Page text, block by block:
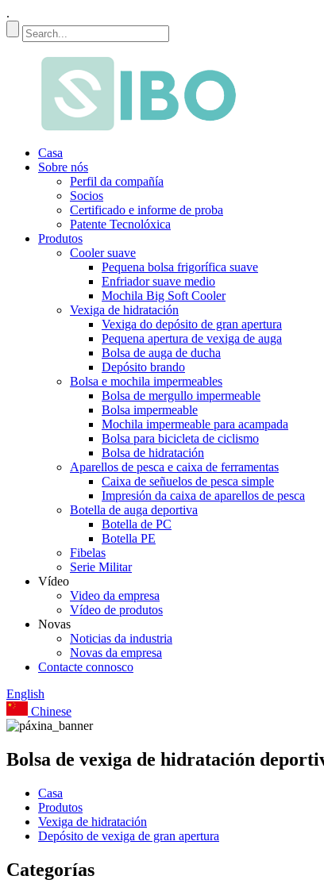
.
Casa
Sobre nós
Perfil da compañía
Socios
Certificado e informe de proba
Patente Tecnolóxica
Produtos
Cooler suave
Pequena bolsa frigorífica suave
Enfriador suave medio
Mochila Big Soft Cooler
Vexiga de hidratación
Vexiga do depósito de gran apertura
Pequena apertura de vexiga de auga
Bolsa de auga de ducha
Depósito brando
Bolsa e mochila impermeables
Bolsa de mergullo impermeable
Bolsa impermeable
Mochila impermeable para acampada
Bolsa para bicicleta de ciclismo
Bolsa de hidratación
Aparellos de pesca e caixa de ferramentas
Caixa de señuelos de pesca simple
Impresión da caixa de aparellos de pesca
Botella de auga deportiva
Botella de PC
Botella PE
Fibelas
Serie Militar
Vídeo
Video da empresa
Vídeo de produtos
Novas
Noticias da industria
Novas da empresa
Contacte connosco
English
Chinese
Bolsa de vexiga de hidratación
Casa
Produtos
Vexiga de hidratación
Depósito de vexiga de gran apertura
Categorías